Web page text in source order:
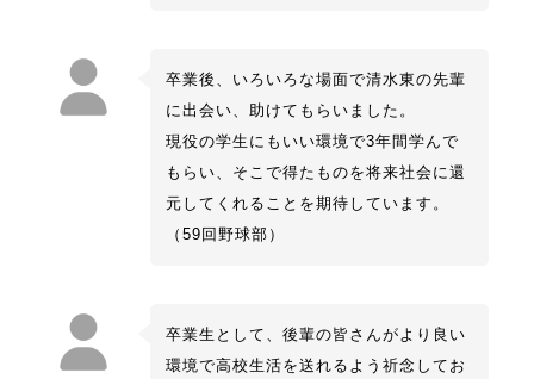
卒業後、いろいろな場面で清水東の先輩
に出会い、助けてもらいました。
現役の学生にもいい環境で3年間学んで
もらい、そこで得たものを将来社会に還
元してくれることを期待しています。
（59回野球部）
卒業生として、後輩の皆さんがより良い
環境で高校生活を送れるよう祈念してお